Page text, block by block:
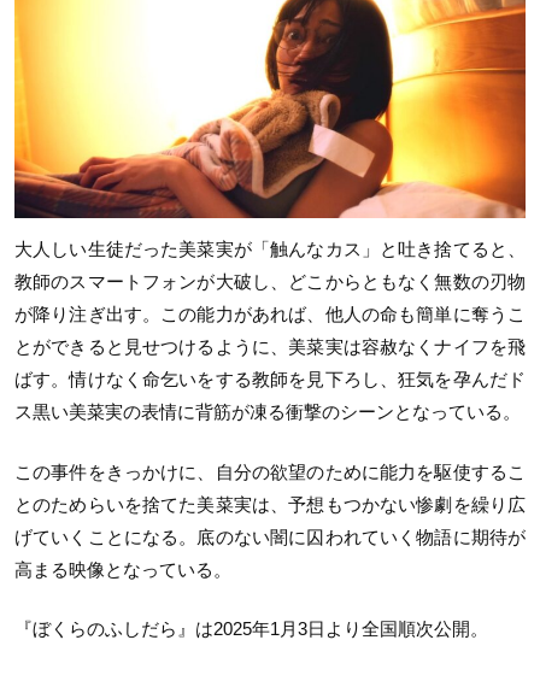
大人しい生徒だった美菜実が「触んなカス」と吐き捨てると、
教師のスマートフォンが大破し、どこからともなく無数の刃物
が降り注ぎ出す。この能力があれば、他人の命も簡単に奪うこ
とができると見せつけるように、美菜実は容赦なくナイフを飛
ばす。情けなく命乞いをする教師を見下ろし、狂気を孕んだド
ス黒い美菜実の表情に背筋が凍る衝撃のシーンとなっている。
この事件をきっかけに、自分の欲望のために能力を駆使するこ
とのためらいを捨てた美菜実は、予想もつかない惨劇を繰り広
げていくことになる。底のない闇に囚われていく物語に期待が
高まる映像となっている。
『ぼくらのふしだら』は2025年1月3日より全国順次公開。